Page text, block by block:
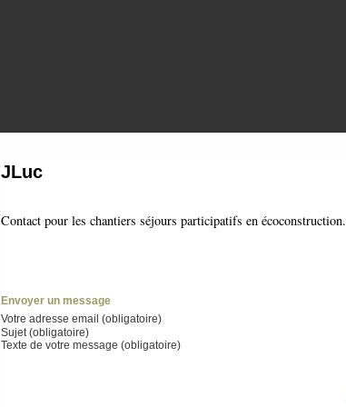
JLuc
Contact pour les chantiers séjours participatifs en écoconstruction.
Envoyer un message
Votre adresse email (obligatoire)
Sujet (obligatoire)
Texte de votre message (obligatoire)